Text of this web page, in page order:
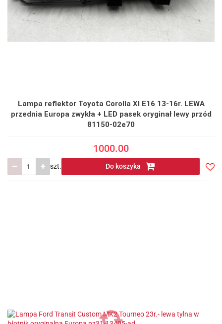
Lampa reflektor Toyota Corolla XI E16 13-16r. LEWA
przednia Europa zwykła + LED pasek oryginał lewy przód
81150-02e70
1000.00
szt. Do koszyka